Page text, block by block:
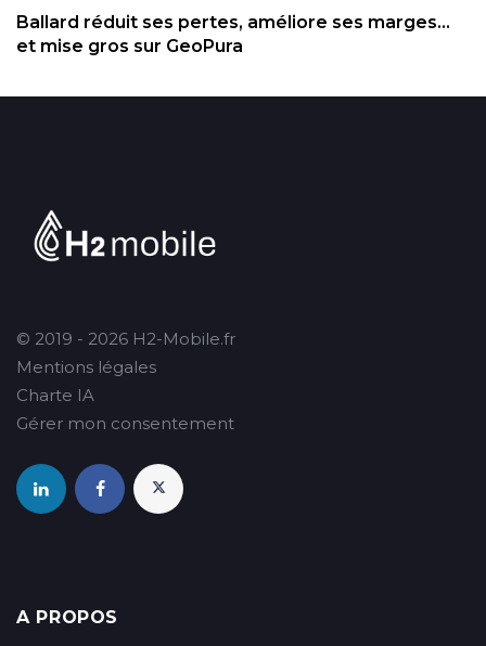
Ballard réduit ses pertes, améliore ses marges...
et mise gros sur GeoPura
© 2019 - 2026 H2-Mobile.fr
Mentions légales
Charte IA
Gérer mon consentement
A PROPOS